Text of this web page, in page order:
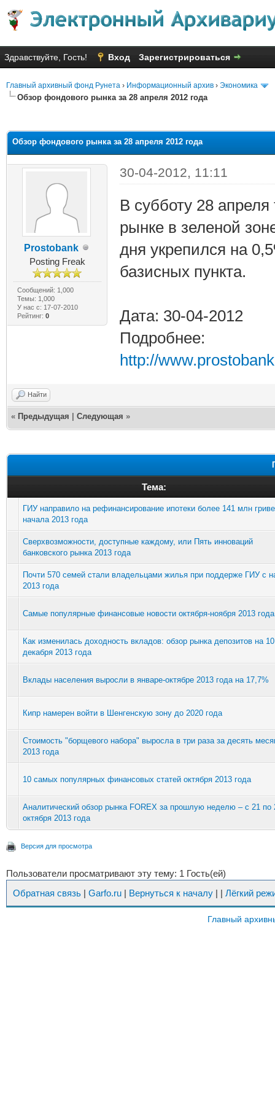
Здравствуйте, Гость! Вход Зарегистрироваться
Главный архивный фонд Рунета › Информационный архив › Экономика
Обзор фондового рынка за 28 апреля 2012 года
Обзор фондового рынка за 28 апреля 2012 года
Prostobank
Posting Freak
Сообщений: 1,000
Темы: 1,000
У нас с: 17-07-2010
Рейтинг: 0
30-04-2012, 11:11
В субботу 28
рынке в зеленой
дня укрепился на
базисных пункта.
Дата: 30-04-2012
Подробнее:
http://
Найти
« Предыдущая Следующая »
Тема:
ГИУ направило на рефинансирование ипотеки более 141 млн
начала 2013 года
Сверхвозможности, доступные каждому, или Пять инноваций
банковского рынка 2013 года
Почти 570 семей стали владельцами жилья при поддерже ГИУ с
2013 года
Cамые популярные финансовые новости октября-ноября 2013 года
Как изменилась доходность вкладов: обзор рынка депозитов на 10
декабря 2013 года
Вклады населения выросли в январе-октябре 2013 года на 17,7%
Кипр намерен войти в Шенгенскую зону до 2020 года
Стоимость "борщевого набора" выросла в три раза за десять
2013 года
10 самых популярных финансовых статей октября 2013 года
Аналитический обзор рынка FOREX за прошлую неделю – с 21 по
октября 2013 года
Версия для просмотра
Пользователи просматривают эту тему: 1 Гость(ей)
Обратная связь | Garfo.ru | Вернуться к началу | | Лёгкий
Главный